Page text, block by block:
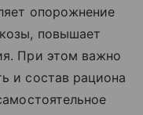
опорожнение
повышает
При этом важно
и состав рациона